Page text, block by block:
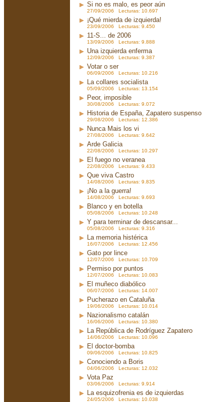
Si no es malo, es peor aún
27/09/2006 Lecturas: 10.697
¡Qué mierda de izquierda!
23/09/2006 Lecturas: 9.450
11-S... de 2006
13/09/2006 Lecturas: 9.888
Una izquierda enferma
12/09/2006 Lecturas: 9.387
Votar o ser
06/09/2006 Lecturas: 10.216
La collares socialista
05/09/2006 Lecturas: 13.154
Peor, imposible
30/08/2006 Lecturas: 9.072
Historia de España, Zapatero suspenso
29/08/2006 Lecturas: 12.386
Nunca Mais los vi
27/08/2006 Lecturas: 9.642
Arde Galicia
22/08/2006 Lecturas: 10.297
El fuego no veranea
22/08/2006 Lecturas: 9.433
Que viva Castro
14/08/2006 Lecturas: 9.835
¡No a la guerra!
14/08/2006 Lecturas: 9.693
Blanco y en botella
05/08/2006 Lecturas: 10.248
Y para terminar de descansar...
05/08/2006 Lecturas: 9.316
La memoria histérica
16/07/2006 Lecturas: 12.456
Gato por lince
12/07/2006 Lecturas: 10.709
Permiso por puntos
12/07/2006 Lecturas: 10.083
El muñeco diabólico
06/07/2006 Lecturas: 14.007
Pucherazo en Cataluña
19/06/2006 Lecturas: 10.014
Nazionalismo catalán
16/06/2006 Lecturas: 10.380
La República de Rodríguez Zapatero
14/06/2006 Lecturas: 10.096
El doctor-bomba
09/06/2006 Lecturas: 10.825
Conociendo a Boris
04/06/2006 Lecturas: 12.032
Vota Paz
03/06/2006 Lecturas: 9.914
La esquizofrenia es de izquierdas
24/05/2006 Lecturas: 10.038